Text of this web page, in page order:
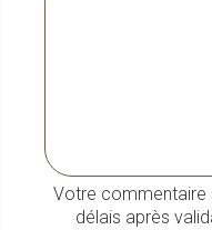
Votre commentaire
délais après